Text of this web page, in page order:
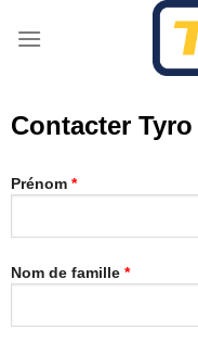
Contacter
Prénom *
Nom de famille *